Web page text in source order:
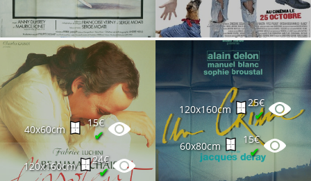
40x60cm
15€
✔
120x160cm
24€
✔
120x160cm
25€
✔
60x80cm
15€
✔